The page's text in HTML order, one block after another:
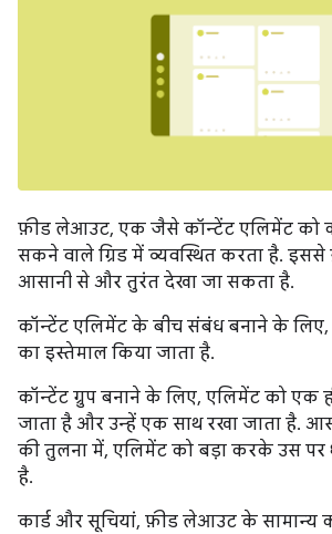
फ़ीड लेआउट, एक जैसे कॉन्टेंट एलिमेंट को
सकने वाले ग्रिड में व्यवस्थित करता है. इससे
आसानी से और तुरंत देखा जा सकता है.
कॉन्टेंट एलिमेंट के बीच संबंध बनाने के
का इस्तेमाल किया जाता है.
कॉन्टेंट ग्रुप बनाने के लिए, एलिमेंट को एक
जाता है और उन्हें एक साथ रखा जाता है.
की तुलना में, एलिमेंट को बड़ा करके उस पर
है.
कार्ड और सूचियां, फ़ीड लेआउट के सामान्य